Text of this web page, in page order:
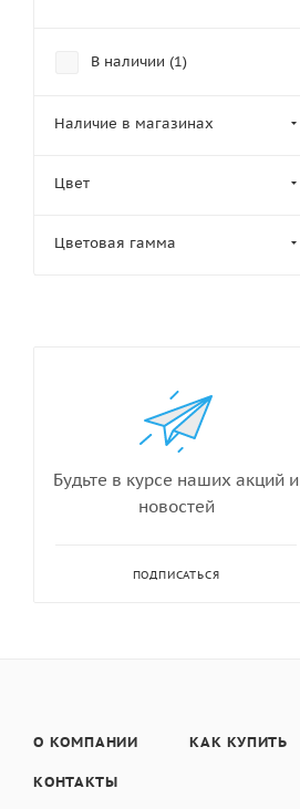
В наличии (1)
Наличие в магазинах
Цвет
Цветовая гамма
Будьте в курсе наших акций и
новостей
ПОДПИСАТЬСЯ
О КОМПАНИИ КАК КУПИТЬ
КОНТАКТЫ